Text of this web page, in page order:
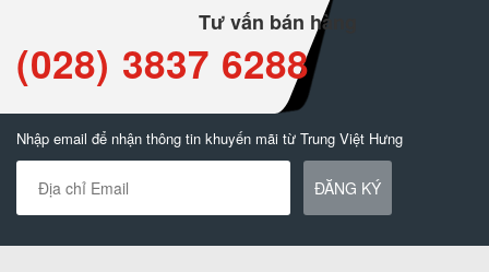
Tư vấn bán hàng
(028) 3837 6288
Nhập email để nhận thông tin khuyến mãi từ Trung Việt Hưng
ĐĂNG KÝ